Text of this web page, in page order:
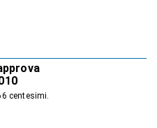
centesimi.